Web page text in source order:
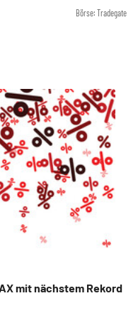
Börse: Tradegate
mit nächstem Rekord